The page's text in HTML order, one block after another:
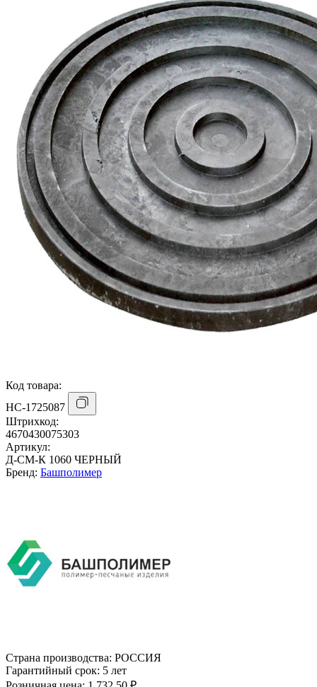
Код товара:
НС-1725087
Штрихкод:
4670430075303
Артикул:
Д-СМ-К 1060 ЧЕРНЫЙ
Бренд: Башполимер
Страна производства: РОССИЯ
Гарантийный срок: 5 лет